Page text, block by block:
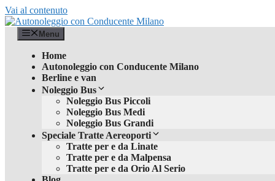
Vai al contenuto
Menu
Home
Autonoleggio con Conducente Milano
Berline e van
Noleggio Bus
Noleggio Bus Piccoli
Noleggio Bus Medi
Noleggio Bus Grandi
Speciale Tratte Aereoporti
Tratte per e da Linate
Tratte per e da Malpensa
Tratte per e da Orio Al Serio